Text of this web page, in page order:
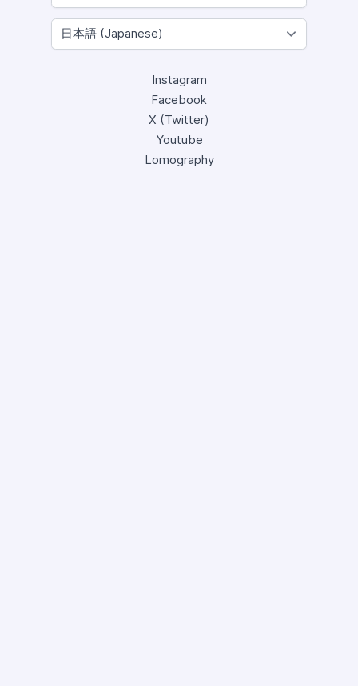
Instagram
Facebook
X (Twitter)
Youtube
Lomography